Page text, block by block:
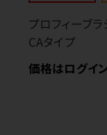
プロフィーブ
CAタイプ
価格はログイ